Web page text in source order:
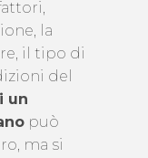
la
il tipo di
del
un
può
ma si